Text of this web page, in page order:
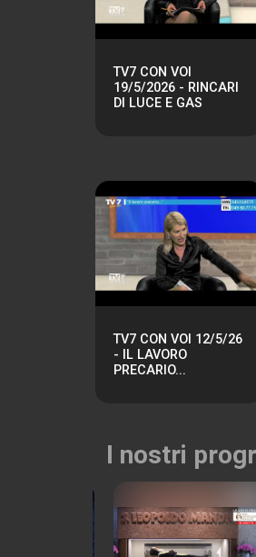
TV7 CON VOI
19/5/2026 - RINCARI
DI LUCE E GAS
TV7 CON VOI 12/5/26
- IL LAVORO
PRECARIO...
I nostri